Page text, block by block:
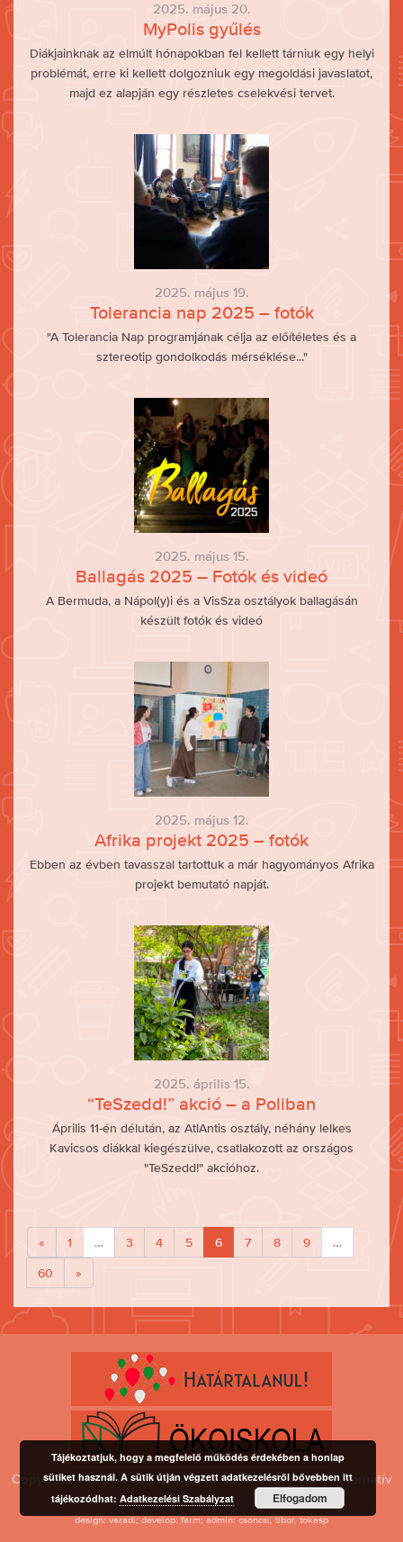
2025. május 20.
MyPolis gyűlés
Diákjainknak az elmúlt hónapokban fel kellett tárniuk egy helyi
problémát, erre ki kellett dolgozniuk egy megoldási javaslatot,
majd ez alapján egy részletes cselekvési tervet.
2025. május 19.
Tolerancia nap 2025 – fotók
"A Tolerancia Nap programjának célja az előítéletes és a
sztereotip gondolkodás mérséklése..."
2025. május 15.
Ballagás 2025 – Fotók és videó
A Bermuda, a Nápol(y)i és a VisSza osztályok ballagásán
készült fotók és videó
2025. május 12.
Afrika projekt 2025 – fotók
Ebben az évben tavasszal tartottuk a már hagyományos Afrika
projekt bemutató napját.
2025. április 15.
“TeSzedd!” akció – a Poliban
Április 11-én délután, az AtlAntis osztály, néhány lelkes
Kavicsos diákkal kiegészülve, csatlakozott az országos
"TeSzedd!" akcióhoz.
« 1 … 3 4 5 6 7 8 9 …
60 »
Copyright © 1997-2026 Közgazdasági Politechnikum Alternatív
Gimnázium
design: varadi; develop: farm; admin: csoncsi, tibor, tokesp
Tájékoztatjuk, hogy a megfelelő működés érdekében a honlap
sütiket használ. A sütik útján végzett adatkezelésről bővebben itt
tájékozódhat:Adatkezelési Szabályzat Elfogadom